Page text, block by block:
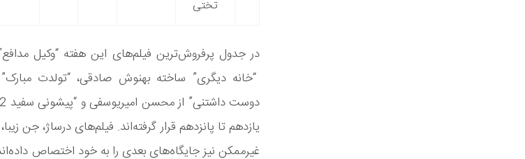
تختی
در جدول پرفروش‌ترین فیلم‌های این هفته “وکیل
“خانه دیگری” ساخته بهنوش صادقی، “تولدت
یازدهم تا پانزدهم قرار گرفته‌اند. فیلم‌های درساژ، جن
غیرممکن نیز جایگاه‌های بعدی را به خود اختصاص